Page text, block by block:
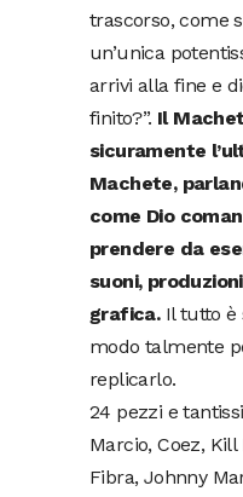
trascorso, come
un’unica
arrivi alla fine e
finito?”. Il
sicuramente
Machete,
come Dio
prendere da
suoni,
grafica.Il tutto è
modo talmente
replicarlo.
24 pezzi e
Marcio, Coez,
Fibra, Johnny